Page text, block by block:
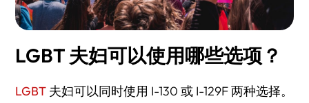
LGBT 夫妇可以使用哪些选项？
LGBT 夫妇可以同时使用 I-130 或 I-129F 两种选择。